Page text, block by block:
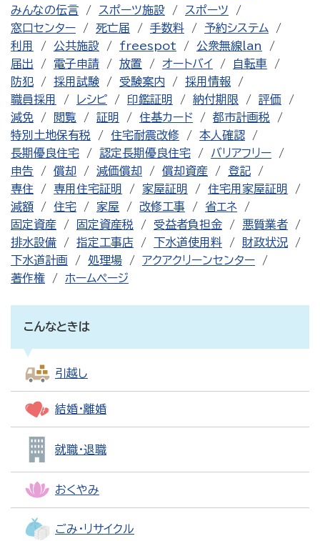
みんなの伝言
スポーツ施設
スポーツ
窓口センター
死亡届 手数料
予約システム
利用
公共施設 freespot
公衆無線lan
届出
電子申請 放置 オートバイ
自転車
防犯
採用試験 受験案内
採用情報
職員採用
レシピ 印鑑証明 納付期限
評価
減免
閲覧 証明 住基カード
都市計画税
特別土地保有税
住宅耐震改修
本人確認
長期優良住宅
認定長期優良住宅
バリアフリー
申告
償却 減価償却 償却資産
登記
専住
専用住宅証明 家屋証明
住宅用家屋証明
減額
住宅 家屋 改修工事
省エネ
固定資産
固定資産税 受益者負担金
悪質業者
排水設備
指定工事店 下水道使用料
財政状況
下水道計画
処理場
アクアクリーンセンター
著作権
ホームページ
こんなときは
引越し
結婚・離婚
就職・退職
おくやみ
ごみ・リサイクル